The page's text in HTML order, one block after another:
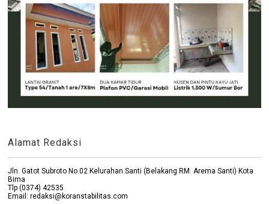
Alamat Redaksi
Jln. Gatot Subroto No.02 Kelurahan Santi (Belakang RM. Arema Santi) Kota
Bima
Tlp (0374) 42535
Email: redaksi@koranstabilitas.com